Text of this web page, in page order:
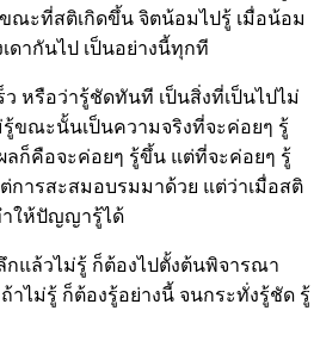
ณะที่สติเกิดขึ้น จิตน้อมไปรู้ เมื่อน้อม
ดากันไป เป็นอย่างนี้ทุกที
ว หรือว่ารู้ชัดทันที เป็นสิ่งที่เป็นไปไม่
ขณะนั้นเป็นความจริงที่จะค่อยๆ รู้
ก็คือจะค่อยๆ รู้ขึ้น แต่ที่จะค่อยๆ รู้
การสะสมอบรมมาด้วย แต่ว่าเมื่อสติ
ำให้ปัญญารู้ได้
กแล้วไม่รู้ ก็ต้องไปตั้งต้นพิจารณา
ไม่รู้ ก็ต้องรู้อย่างนี้ จนกระทั่งรู้ชัด รู้